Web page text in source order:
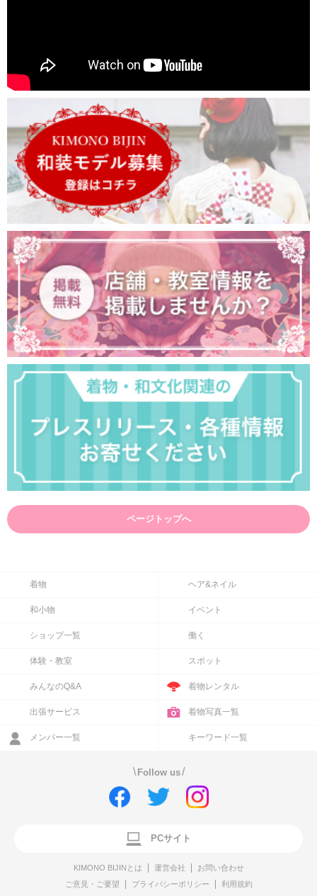
ページトップへ
着物 ヘア&ネイル
和小物 イベント
ショップ一覧 働く
体験・教室 スポット
みんなのQ&A 着物レンタル
出張サービス 着物写真一覧
メンバー一覧 キーワード一覧
\ Follow us/
PCサイト
KIMONO BIJINとは 運営会社
お問い合わせ
ご意見・ご要望
プライバシーポリシー 利用規約